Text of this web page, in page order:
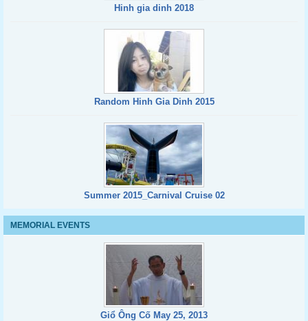
Hinh gia dinh 2018
Random Hinh Gia Dinh 2015
Summer 2015_Carnival Cruise 02
MEMORIAL EVENTS
Giổ Ông Cố May 25, 2013